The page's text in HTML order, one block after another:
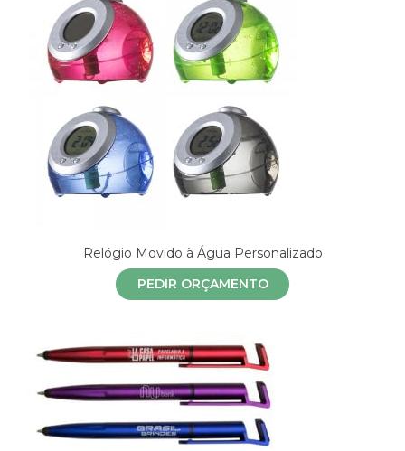
Relógio Movido à Água Personalizado
PEDIR ORÇAMENTO